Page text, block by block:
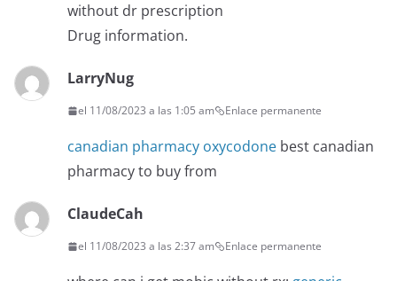
without dr prescription
Drug information.
LarryNug
el 11/08/2023 a las 1:05 am Enlace permanente
canadian pharmacy oxycodone best canadian
pharmacy to buy from
ClaudeCah
el 11/08/2023 a las 2:37 am Enlace permanente